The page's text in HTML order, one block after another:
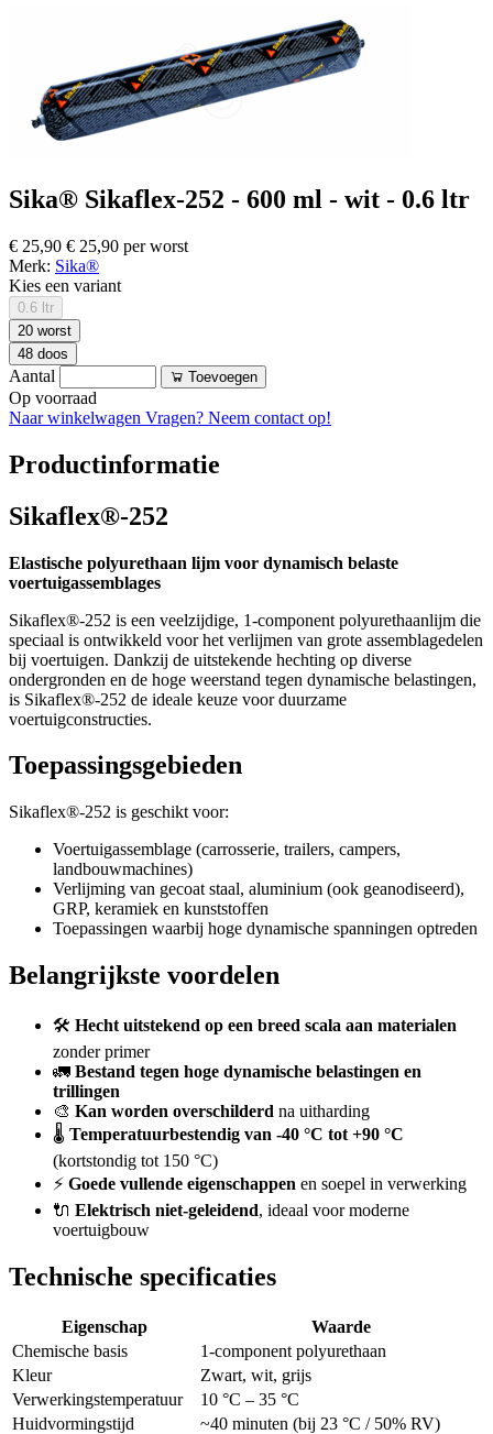
Sika® Sikaflex-252 - 600 ml - wit - 0.6 ltr
€ 25,90 € 25,90 per worst
Merk: Sika®
Kies een variant
0.6 ltr
20 worst
48 doos
Aantal Toevoegen
Op voorraad
Naar winkelwagen Vragen? Neem contact op!
Productinformatie
Sikaflex®-252
Elastische polyurethaan lijm voor dynamisch belaste
voertuigassemblages
Sikaflex®-252 is een veelzijdige, 1-component polyurethaanlijm die
speciaal is ontwikkeld voor het verlijmen van grote assemblagedelen
bij voertuigen. Dankzij de uitstekende hechting op diverse
ondergronden en de hoge weerstand tegen dynamische belastingen,
is Sikaflex®-252 de ideale keuze voor duurzame
voertuigconstructies.
Toepassingsgebieden
Sikaflex®-252 is geschikt voor:
Voertuigassemblage (carrosserie, trailers, campers,
landbouwmachines)
Verlijming van gecoat staal, aluminium (ook geanodiseerd),
GRP, keramiek en kunststoffen
Toepassingen waarbij hoge dynamische spanningen optreden
Belangrijkste voordelen
🛠️ Hecht uitstekend op een breed scala aan materialen
zonder primer
🚛 Bestand tegen hoge dynamische belastingen en
trillingen
🎨 Kan worden overschilderd na uitharding
🌡️ Temperatuurbestendig van -40 °C tot +90 °C
(kortstondig tot 150 °C)
⚡ Goede vullende eigenschappen en soepel in verwerking
🔌 Elektrisch niet-geleidend, ideaal voor moderne
voertuigbouw
Technische specificaties
Eigenschap
Waarde
Chemische basis
1-component polyurethaan
Kleur
Zwart, wit, grijs
Verwerkingstemperatuur
10 °C – 35 °C
Huidvormingstijd
~40 minuten (bij 23 °C / 50% RV)